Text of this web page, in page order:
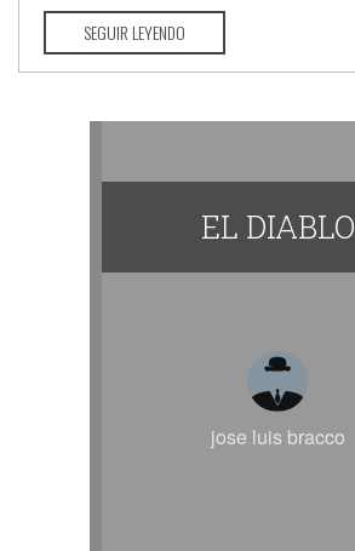
SEGUIR LEYENDO
EL DIABLO
jose luis bracco